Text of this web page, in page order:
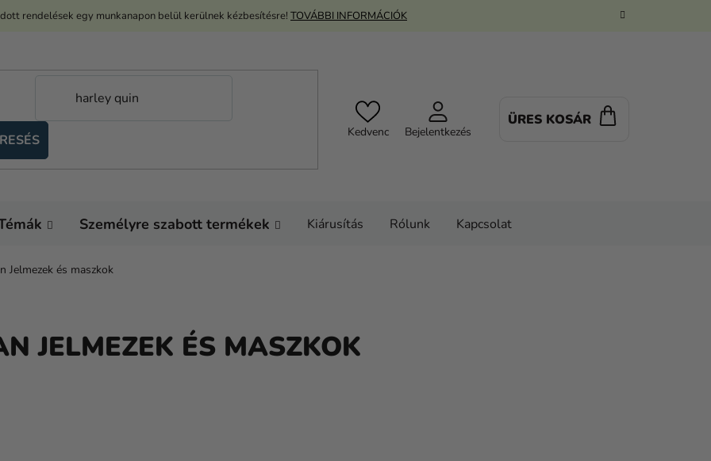
rendelések egy munkanapon belül kerülnek kézbesítésre! TOVÁBBI INFORMÁCIÓK
Kedvenc Bejelentkezés
ÜRES KOSÁR
Személyre szabott termékek Kiárusítás Rólunk Kapcsolat
Jelmezek és maszkok
JELMEZEK ÉS MASZKOK